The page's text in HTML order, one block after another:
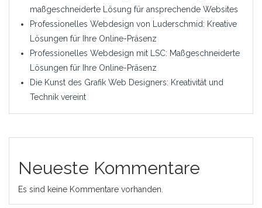
maßgeschneiderte Lösung für ansprechende Websites
Professionelles Webdesign von Luderschmid: Kreative
Lösungen für Ihre Online-Präsenz
Professionelles Webdesign mit LSC: Maßgeschneiderte
Lösungen für Ihre Online-Präsenz
Die Kunst des Grafik Web Designers: Kreativität und
Technik vereint
Neueste Kommentare
Es sind keine Kommentare vorhanden.